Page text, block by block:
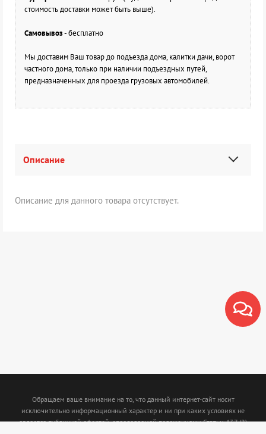
стоимость доставки может быть выше).
Самовывоз- бесплатно
Мы доставим Ваш товар до подъезда дома, калитки дачи, ворот
частного дома, только при наличии подъездных путей,
предназначенных для проезда грузовых автомобилей.
Описание
Описание для данного товара отсутствует.
Обращаем ваше внимание на то, что данный интернет-сайт носит
исключительно информационный характер и ни при каких условиях не
является публичной офертой, определяемой положениями Статьи 437 (2)